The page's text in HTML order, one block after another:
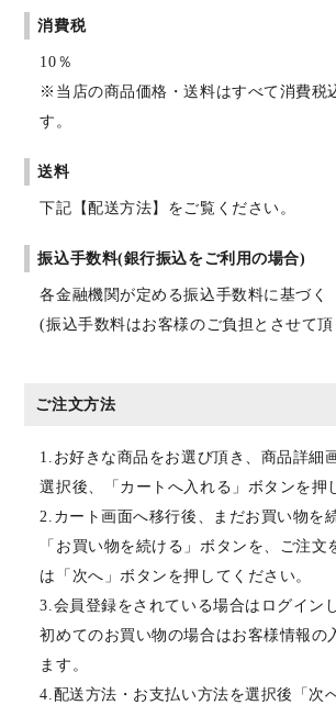
消費税
10％
※当店の商品価格・送料はすべて消費税
す。
送料
下記【配送方法】をご覧ください。
振込手数料(銀行振込をご利用の場合)
各金融機関が定める振込手数料に基づく
(振込手数料はお客様のご負担とさせて
ご注文方法
1.お好きな商品をお選び頂き、商品詳細
選択後、「カートへ入れる」ボタンを押
2.カート画面へ移行後、まだお買い物を
「お買い物を続ける」ボタンを、ご注文
は「次へ」ボタンを押してください。
3.会員登録をされている場合はログイン
初めてのお買い物の場合はお客様情報の
ます。
4.配送方法・お支払い方法を選択後「次